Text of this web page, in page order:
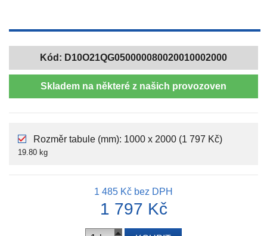
Kód: D10O21QG050000080020010002000
Skladem na některé z našich provozoven
Rozměr tabule (mm): 1000 x 2000 (1 797 Kč)
19.80 kg
1 485 Kč bez DPH
1 797 Kč